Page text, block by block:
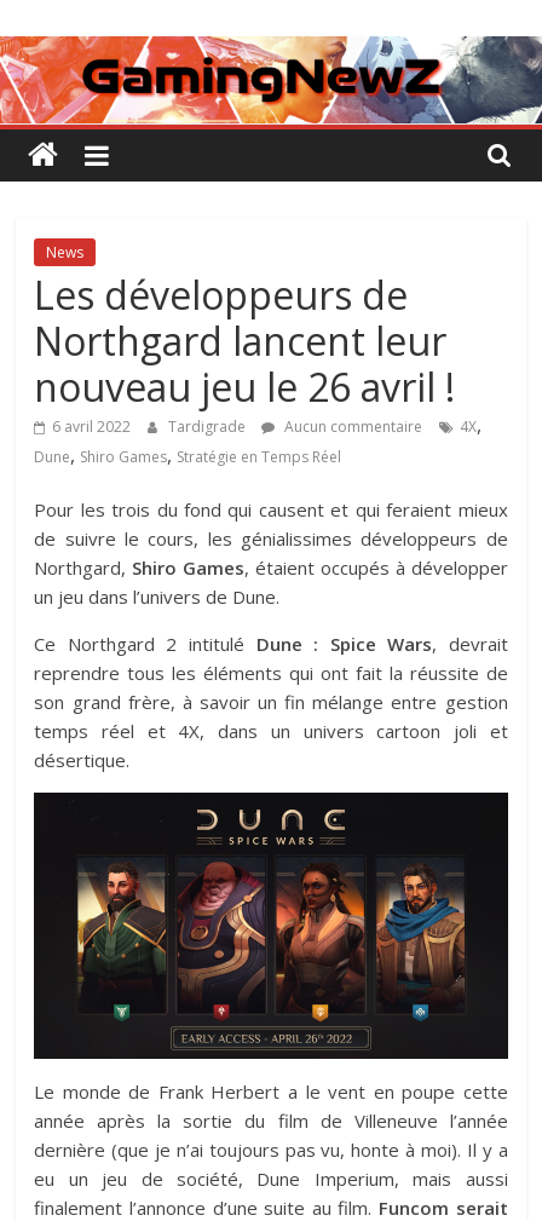
au
contenu
GamingNewZ
Tests
et
Actu
des
vidéo
News
Les développeurs de
Northgard lancent leur
nouveau jeu le 26 avril !
6 avril 2022 Tardigrade Aucun commentaire 4X,
Dune, Shiro Games, Stratégie en Temps Réel
Pour les trois du fond qui causent et qui feraient mieux
de suivre le cours, les génialissimes développeurs de
Northgard, Shiro Games, étaient occupés à développer
un jeu dans l’univers de Dune.
Ce Northgard 2 intitulé Dune : Spice Wars, devrait
reprendre tous les éléments qui ont fait la réussite de
son grand frère, à savoir un fin mélange entre gestion
temps réel et 4X, dans un univers cartoon joli et
désertique.
Le monde de Frank Herbert a le vent en poupe cette
année après la sortie du film de Villeneuve l’année
dernière (que je n’ai toujours pas vu, honte à moi). Il y a
eu un jeu de société, Dune Imperium, mais aussi
finalement l’annonce d’une suite au film. Funcom serait